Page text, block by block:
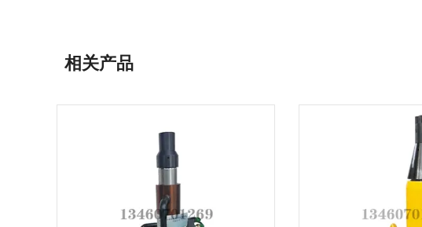
相关产品